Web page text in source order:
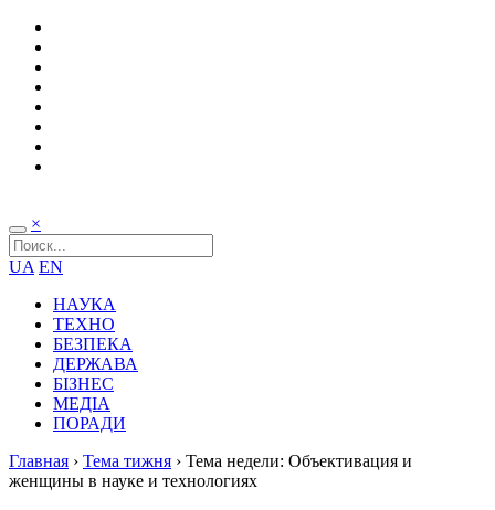
×
UA EN
НАУКА
ТЕХНО
БЕЗПЕКА
ДЕРЖАВА
БІЗНЕС
МЕДІА
ПОРАДИ
Главная › Тема тижня › Тема недели: Объективация и
женщины в науке и технологиях